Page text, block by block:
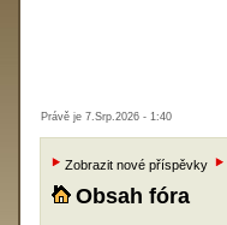
Právě je 7.Srp.2026 - 1:40
Zobrazit nové příspěvky
Obsah fóra